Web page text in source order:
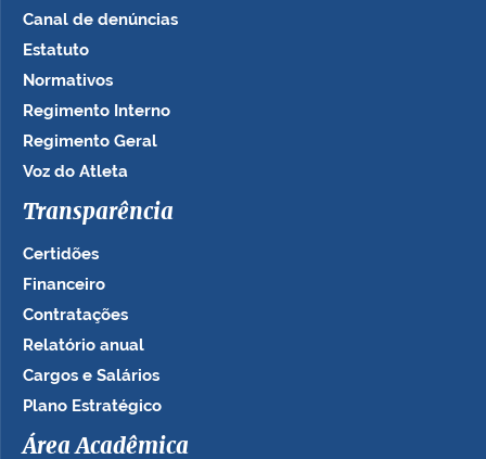
Canal de denúncias
Estatuto
Normativos
Regimento Interno
Regimento Geral
Voz do Atleta
Transparência
Certidões
Financeiro
Contratações
Relatório anual
Cargos e Salários
Plano Estratégico
Área Acadêmica